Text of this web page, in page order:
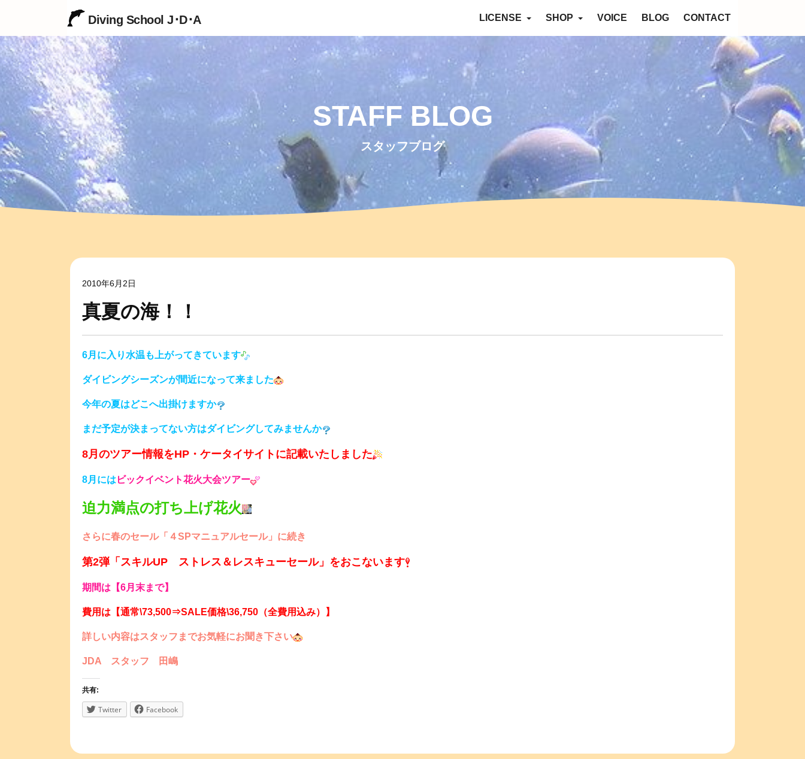
Diving School J･D･A LICENSE SHOP VOICE BLOG CONTACT
STAFF BLOG
スタッフブログ
2010年6月2日
真夏の海！！
6月に入り水温も上がってきています
ダイビングシーズンが間近になって来ました
今年の夏はどこへ出掛けますか
まだ予定が決まってない方はダイビングしてみませんか
8月のツアー情報をHP・ケータイサイトに記載いたしました
8月には ビックイベント花火大会ツアー
迫力満点の打ち上げ花火
さらに春のセール「４SPマニュアルセール」に続き
第2弾「スキルUP ストレス＆レスキューセール」をおこないます
期間は【6月末まで】
費用は【通常\73,500⇒SALE価格\36,750（全費用込み）】
詳しい内容はスタッフまでお気軽にお聞き下さい
JDA スタッフ 田嶋
共有:
Twitter Facebook